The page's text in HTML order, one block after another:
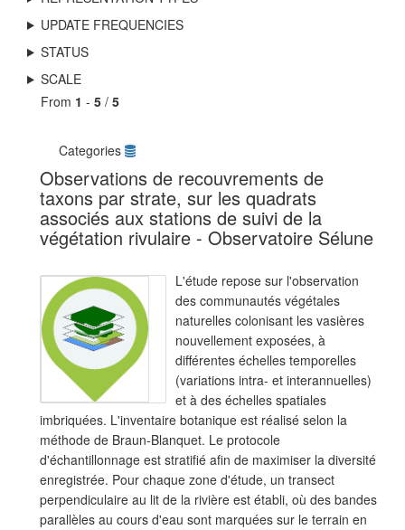
UPDATE FREQUENCIES
STATUS
SCALE
From 1 - 5 / 5
Categories
Observations de recouvrements de
taxons par strate, sur les quadrats
associés aux stations de suivi de la
végétation rivulaire - Observatoire Sélune
L'étude repose sur l'observation
des communautés végétales
naturelles colonisant les vasières
nouvellement exposées, à
différentes échelles temporelles
(variations intra- et interannuelles)
et à des échelles spatiales
imbriquées. L'inventaire botanique est réalisé selon la
méthode de Braun-Blanquet. Le protocole
d'échantillonnage est stratifié afin de maximiser la diversité
enregistrée. Pour chaque zone d'étude, un transect
perpendiculaire au lit de la rivière est établi, où des bandes
parallèles au cours d'eau sont marquées sur le terrain en